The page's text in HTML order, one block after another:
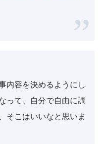
内容を決めるようにし
って、自分で自由に調
そこはいいなと思いま